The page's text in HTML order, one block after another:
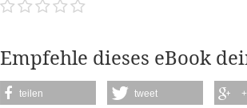
Empfehle dieses eBook
teilen tweet